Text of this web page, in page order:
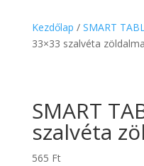
Kezdőlap / SMART
33×33 szalvéta zöldalma
SMART
szalvéta
565 Ft